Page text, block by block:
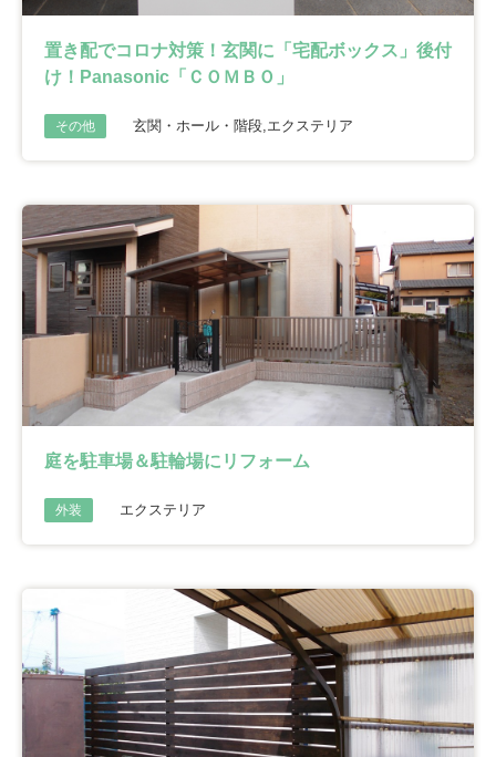
置き配でコロナ対策！玄関に「宅配ボックス」後付
け！Panasonic「ＣＯＭＢＯ」
その他 玄関・ホール・階段,エクステリア
庭を駐車場＆駐輪場にリフォーム
外装 エクステリア